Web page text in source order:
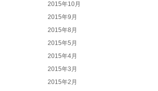
2015年10月
2015年9月
2015年8月
2015年5月
2015年4月
2015年3月
2015年2月